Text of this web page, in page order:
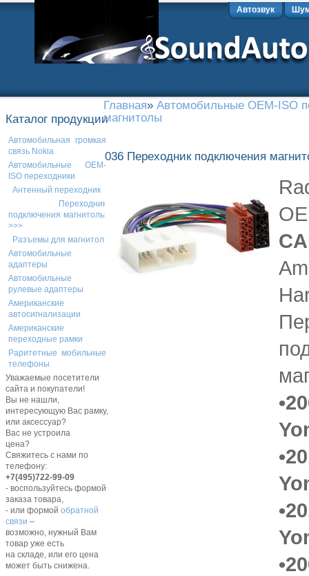
Автозвук
Каталог продукции
Автомобильная громкая
связь Nokia
Автомобильные OEM-
ISO переходники
Антенный переходник
Переходник
подключения магнитолы
>>>
Разъемы для магнитол
Автомобильные
адаптеры
Автомобильные
рулевые адаптеры
Американские
автосигнализации
Американские
переходные рамки
Раритетные мобильные
телефоны
Уважаемые посетители
сайта и покупатели!
Вы не нашли,
интересующую Вас рамку,
или аксессуар?
Вас не устроила
цена?
Свяжитесь с нами по
телефону:
+7(495)722-99-09
- воспользуйтесь формой
заказа товара,
- или формой обратной
связи –
возможно, нужный Вам
товар уже есть
на складе, или его цена
может быть снижена.
Главная» Автомобильные OEM-ISO
магнитолы
036 Переходник подключения